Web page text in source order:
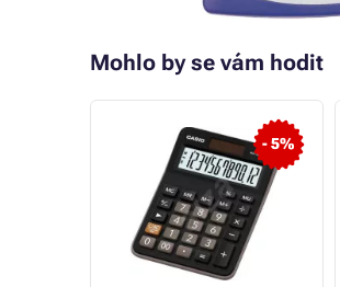
Mohlo by se vám hodit
- 5%